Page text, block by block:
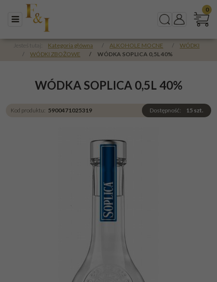
Menu SzukajPanel
0
Jesteś tutaj: Kategoria główna / ALKOHOLE MOCNE /
WÓDKI
/
WÓDKI ZBOŻOWE / WÓDKA SOPLICA 0,5L 40%
WÓDKA SOPLICA 0,5L 40%
Kod produktu: 5900471025319 Dostępność: 15 szt.